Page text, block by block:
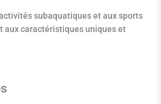
subaquatiques et aux sports
aux caractéristiques uniques et